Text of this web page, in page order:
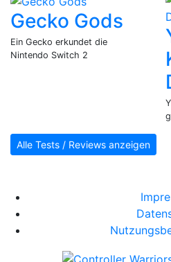
Gecko Gods
Ein Gecko erkundet die
Nintendo Switch 2
Alle Tests / Reviews anzeigen